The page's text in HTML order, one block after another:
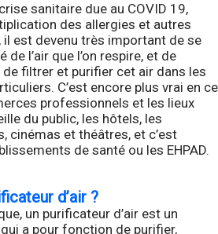
sanitaire due au COVID 19,
des allergies et autres
est devenu très important de se
l’air que l’on respire, et de
filtrer et purifier cet air dans les
C’est encore plus vrai en ce
professionnels et les lieux
du public, les hôtels, les
cinémas et théâtres, et c’est
de santé ou les EHPAD.
d’air ?
un purificateur d’air est un
a pour fonction de purifier,